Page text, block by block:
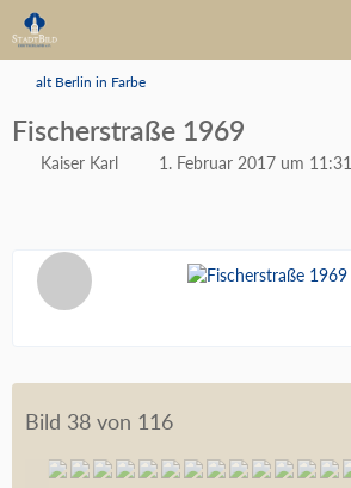
alt Berlin in Farbe
Fischerstraße 1969
Kaiser Karl 1. Februar 2017 um 11:31
Bild 38 von 116